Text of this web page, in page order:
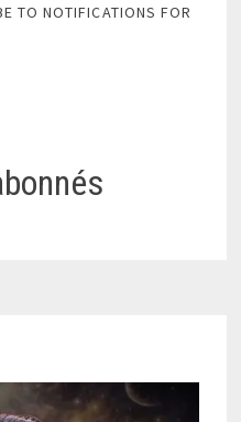
TO NOTIFICATIONS FOR